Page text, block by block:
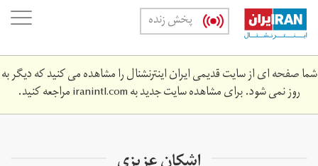
Skip
main
content
پخش زنده
شما صفحه ای از سایت قدیمی ایران اینترنشنال را مشاهده می کنید که دیگر به
روز نمی شود. برای مشاهده سایت جدید بهiranintl.comمراجعه کنید.